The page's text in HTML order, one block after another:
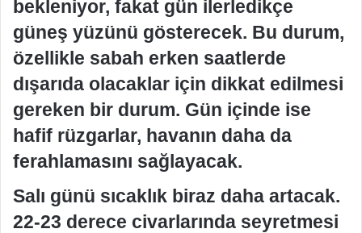
bekleniyor, fakat gün ilerledikçe
güneş yüzünü gösterecek. Bu durum,
özellikle sabah erken saatlerde
dışarıda olacaklar için dikkat edilmesi
gereken bir durum. Gün içinde ise
hafif rüzgarlar, havanın daha da
ferahlamasını sağlayacak.
Salı günü sıcaklık biraz daha artacak.
22-23 derece civarlarında seyretmesi